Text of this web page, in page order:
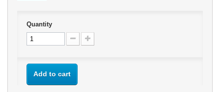
Quantity
Add to cart